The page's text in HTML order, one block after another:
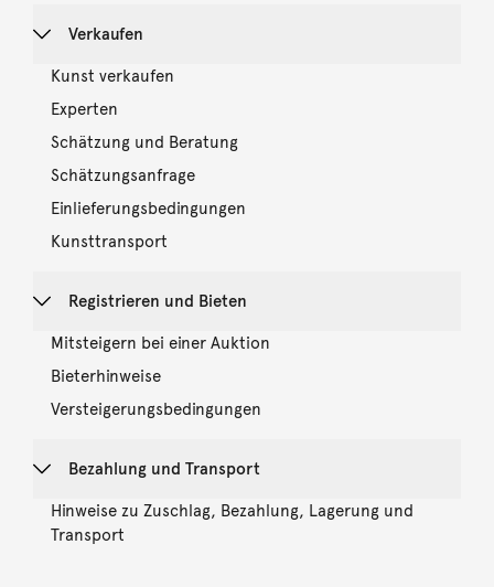
Verkaufen
Kunst verkaufen
Experten
Schätzung und Beratung
Schätzungsanfrage
Einlieferungsbedingungen
Kunsttransport
Registrieren und Bieten
Mitsteigern bei einer Auktion
Bieterhinweise
Versteigerungsbedingungen
Bezahlung und Transport
Hinweise zu Zuschlag, Bezahlung, Lagerung und
Transport